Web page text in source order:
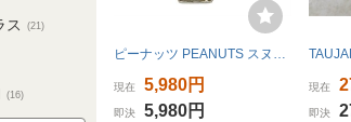
ス (21)
(16)
ピーナッツ PEANUTS スヌーピー ネックレス SV925 10.2g チャーム シルバー UFS
現在 5,980円
即決 5,980円
現在
即決